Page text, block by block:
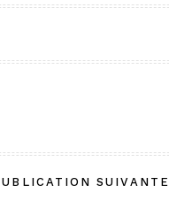
SUIVANTE